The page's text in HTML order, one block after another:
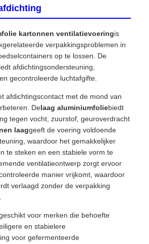
kartonnen ventilatievoeringis
verpakkingsproblemen in
op te lossen. De
afdichtingsondersteuning,
gecontroleerde luchtafgifte.
afdichtingscontact met de mond van
Delaag aluminiumfoliebiedt
tegen vocht, zuurstof, geuroverdracht
laaggeeft de voering voldoende
waardoor het gemakkelijker
te steken en een stabiele vorm te
ventilatieontwerp zorgt ervoor
manier vrijkomt, waardoor
verlaagd zonder de verpakking
voor merken die behoefte
en stabielere
voor gefermenteerde